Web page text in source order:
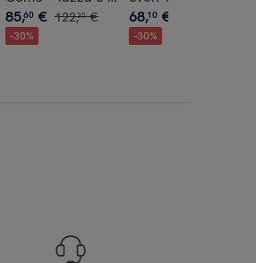
85,60 € 122,30 €
-30%
68,10 €
-30%